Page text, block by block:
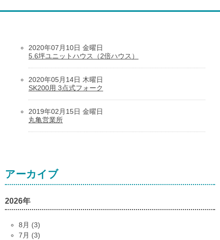
2020年07月10日 金曜日
5.6坪ユニットハウス（2倍ハウス）
2020年05月14日 木曜日
SK200用 3点式フォーク
2019年02月15日 金曜日
丸亀営業所
アーカイブ
2026年
8月 (3)
7月 (3)